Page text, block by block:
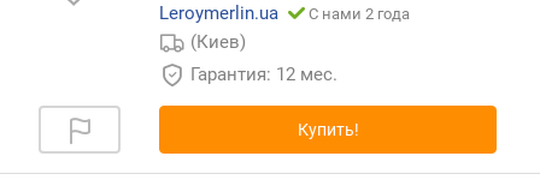
Leroymerlin.ua С нами 2 года
(Киев)
Гарантия: 12 мес.
Купить!